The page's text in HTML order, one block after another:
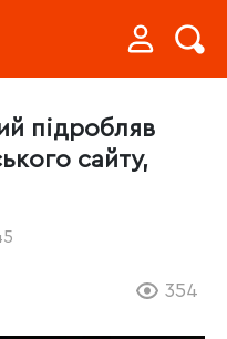
підробляв
сайту,
354